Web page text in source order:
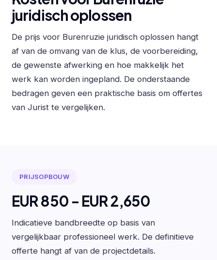
juridisch oplossen
De prijs voor Burenruzie juridisch oplossen hangt
af van de omvang van de klus, de voorbereiding,
de gewenste afwerking en hoe makkelijk het
werk kan worden ingepland. De onderstaande
bedragen geven een praktische basis om offertes
van Jurist te vergelijken.
PRIJSOPBOUW
EUR 850 - EUR 2,650
Indicatieve bandbreedte op basis van
vergelijkbaar professioneel werk. De definitieve
offerte hangt af van de projectdetails.